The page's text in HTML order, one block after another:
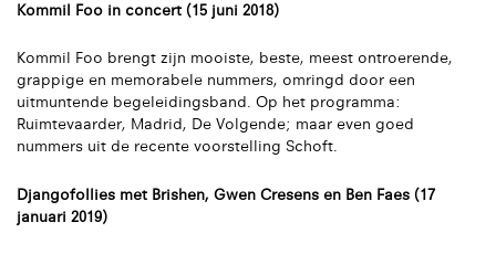
Kommil Foo in concert (15 juni 2018)
Kommil Foo brengt zijn mooiste, beste, meest ontroerende,
grappige en memorabele nummers, omringd door een
uitmuntende begeleidingsband. Op het programma:
Ruimtevaarder, Madrid, De Volgende; maar even goed
nummers uit de recente voorstelling Schoft.
Djangofollies met Brishen, Gwen Cresens en Ben Faes (17
januari 2019)